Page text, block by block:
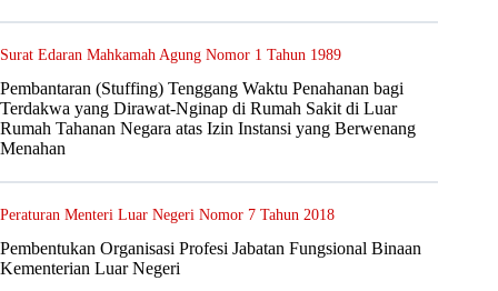
Surat Edaran Mahkamah Agung Nomor 1 Tahun 1989
Pembantaran (Stuffing) Tenggang Waktu Penahanan bagi
Terdakwa yang Dirawat-Nginap di Rumah Sakit di Luar
Rumah Tahanan Negara atas Izin Instansi yang Berwenang
Menahan
Peraturan Menteri Luar Negeri Nomor 7 Tahun 2018
Pembentukan Organisasi Profesi Jabatan Fungsional Binaan
Kementerian Luar Negeri